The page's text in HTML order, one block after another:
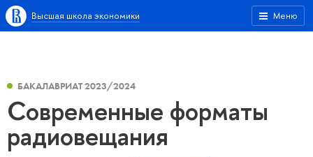
Меню
Высшая школа экономики
БАКАЛАВРИАТ 2023/2024
Современные форматы
радиовещания